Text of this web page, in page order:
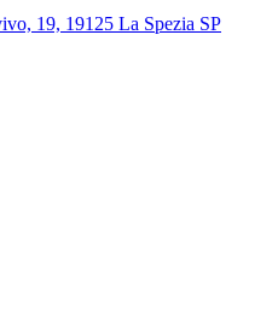
19, 19125 La Spezia SP